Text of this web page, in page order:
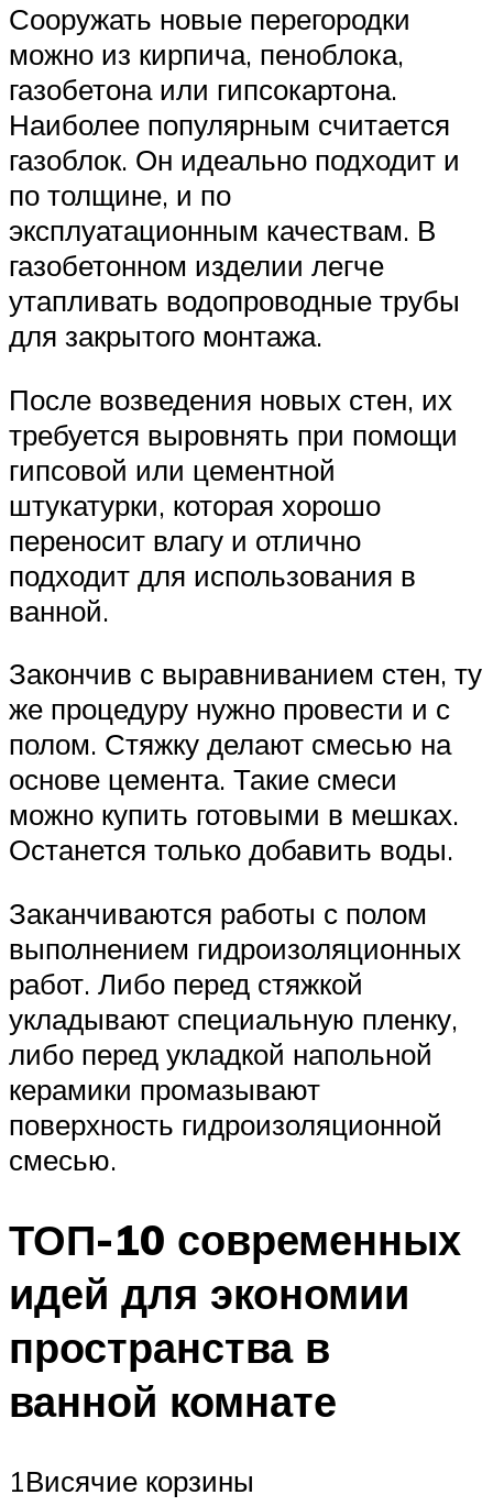
Сооружать новые перегородки
можно из кирпича, пеноблока,
газобетона или гипсокартона.
Наиболее популярным считается
газоблок. Он идеально подходит и
по толщине, и по
эксплуатационным качествам. В
газобетонном изделии легче
утапливать водопроводные трубы
для закрытого монтажа.
После возведения новых стен, их
требуется выровнять при помощи
гипсовой или цементной
штукатурки, которая хорошо
переносит влагу и отлично
подходит для использования в
ванной.
Закончив с выравниванием стен, ту
же процедуру нужно провести и с
полом. Стяжку делают смесью на
основе цемента. Такие смеси
можно купить готовыми в мешках.
Останется только добавить воды.
Заканчиваются работы с полом
выполнением гидроизоляционных
работ. Либо перед стяжкой
укладывают специальную пленку,
либо перед укладкой напольной
керамики промазывают
поверхность гидроизоляционной
смесью.
ТОП-10 современных
идей для экономии
пространства в
ванной комнате
1Висячие корзины